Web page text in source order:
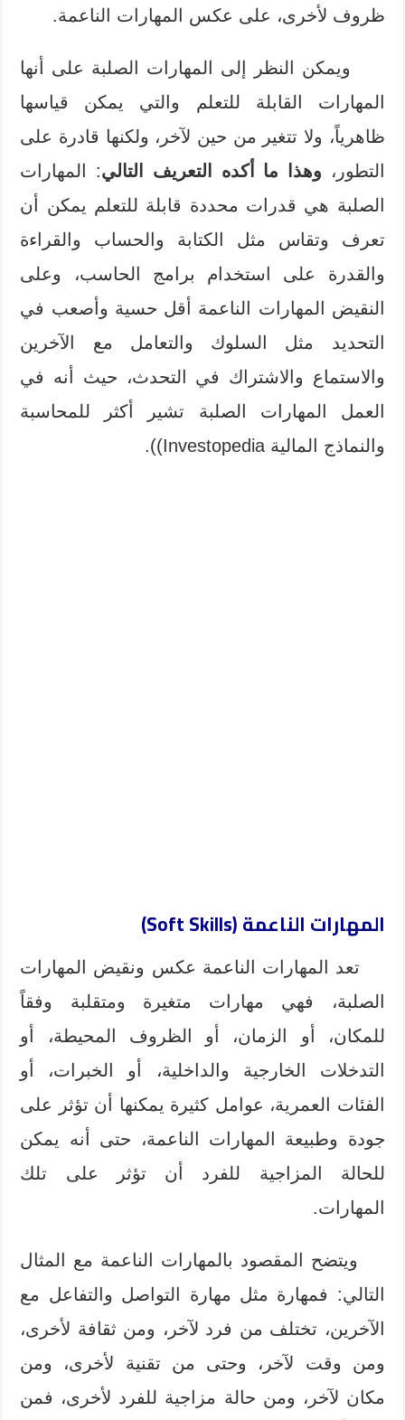
ظروف لأخرى، على عكس المهارات الناعمة.
ويمكن النظر إلى المهارات الصلبة على أنها
المهارات القابلة للتعلم والتي يمكن قياسها
ظاهرياً، ولا تتغير من حين لآخر، ولكنها قادرة على
التطور، وهذا ما أكده التعريف التالي: المهارات
الصلبة هي قدرات محددة قابلة للتعلم يمكن أن
تعرف وتقاس مثل الكتابة والحساب والقراءة
والقدرة على استخدام برامج الحاسب، وعلى
النقيض المهارات الناعمة أقل حسية وأصعب في
التحديد مثل السلوك والتعامل مع الآخرين
والاستماع والاشتراك في التحدث، حيث أنه في
العمل المهارات الصلبة تشير أكثر للمحاسبة
والنماذج المالية Investopedia)).
المهارات الناعمة (Soft Skills)
تعد المهارات الناعمة عكس ونقيض المهارات
الصلبة، فهي مهارات متغيرة ومتقلبة وفقاً
للمكان، أو الزمان، أو الظروف المحيطة، أو
التدخلات الخارجية والداخلية، أو الخبرات، أو
الفئات العمرية، عوامل كثيرة يمكنها أن تؤثر على
جودة وطبيعة المهارات الناعمة، حتى أنه يمكن
للحالة المزاجية للفرد أن تؤثر على تلك
المهارات.
ويتضح المقصود بالمهارات الناعمة مع المثال
التالي: فمهارة مثل مهارة التواصل والتفاعل مع
الآخرين، تختلف من فرد لآخر، ومن ثقافة لأخرى،
ومن وقت لآخر، وحتى من تقنية لأخرى، ومن
مكان لآخر، ومن حالة مزاجية للفرد لأخرى، فمن